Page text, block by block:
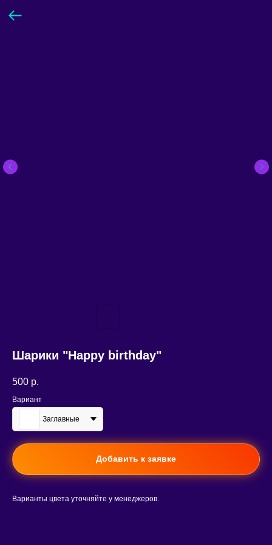
Шарики "Happy birthday"
500 р.
Вариант
Заглавные
Добавить к заявке
Варианты цвета уточняйте у менеджеров.